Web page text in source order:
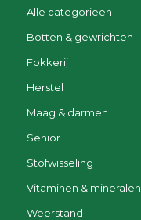
Alle categorieën
Botten & gewrichten
Fokkerij
Herstel
Maag & darmen
Senior
Stofwisseling
Vitaminen & mineralen
Weerstand